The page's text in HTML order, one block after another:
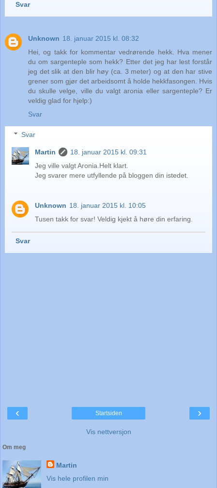
Svar
Unknown 18. januar 2015 kl. 08:32
Hei, og takk for kommentar vedrørende hekk. Hva mener
du om sargenteple som hekk? Etter det jeg har lest forstår
jeg det slik at den blir høy (ca. 3 meter) og at den har stive
grener som gjør det arbeidsomt å holde hekkfasongen. Hvis
du skulle velge, ville du valgt aronia eller sargenteple? Er
veldig glad for hjelp:)
Svar
Svar
Martin
18. januar 2015 kl. 09:31
Jeg ville valgt Aronia.Helt klart.
Jeg svarer mere utfyllende på bloggen din istedet.
Unknown 18. januar 2015 kl. 10:05
Tusen takk for svar! Veldig kjekt å høre din erfaring.
Svar
‹ ›
Startsiden
Vis nettversjon
Om meg
Martin
Vis hele profilen min